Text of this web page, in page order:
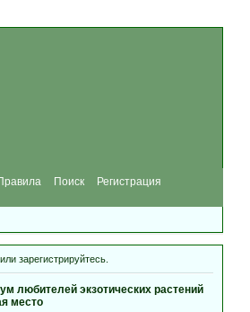
Поиск
Регистрация
зарегистрируйтесь.
любителей экзотических растений
место